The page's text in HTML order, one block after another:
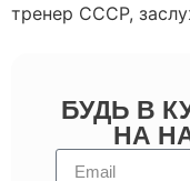
тренер СССР,
БУДЬ В
НА